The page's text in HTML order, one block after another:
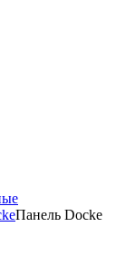
Панель Docke